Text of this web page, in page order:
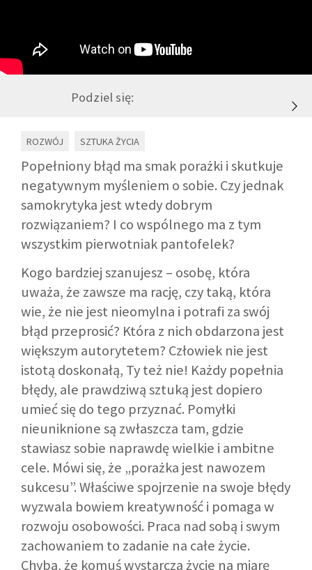
PARTNERZY
NEWSLETTER
DLA MEDIÓW
KONTAKT
Podziel się:
ROZWÓJ SZTUKA ŻYCIA
Popełniony błąd ma smak porażki i skutkuje
negatywnym myśleniem o sobie. Czy jednak
samokrytyka jest wtedy dobrym
rozwiązaniem? I co wspólnego ma z tym
wszystkim pierwotniak pantofelek?
Kogo bardziej szanujesz – osobę, która
uważa, że zawsze ma rację, czy taką, która
wie, że nie jest nieomylna i potrafi za swój
błąd przeprosić? Która z nich obdarzona jest
większym autorytetem? Człowiek nie jest
istotą doskonałą, Ty też nie! Każdy popełnia
błędy, ale prawdziwą sztuką jest dopiero
umieć się do tego przyznać. Pomyłki
nieuniknione są zwłaszcza tam, gdzie
stawiasz sobie naprawdę wielkie i ambitne
cele. Mówi się, że „porażka jest nawozem
sukcesu”. Właściwe spojrzenie na swoje błędy
wyzwala bowiem kreatywność i pomaga w
rozwoju osobowości. Praca nad sobą i swym
zachowaniem to zadanie na całe życie.
Chyba, że komuś wystarcza życie na miarę